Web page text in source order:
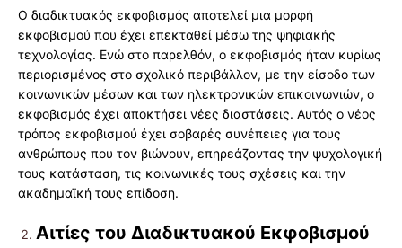
Ο διαδικτυακός εκφοβισμός αποτελεί μια μορφή
εκφοβισμού που έχει επεκταθεί μέσω της ψηφιακής
τεχνολογίας. Ενώ στο παρελθόν, ο εκφοβισμός ήταν κυρίως
περιορισμένος στο σχολικό περιβάλλον, με την είσοδο των
κοινωνικών μέσων και των ηλεκτρονικών επικοινωνιών, ο
εκφοβισμός έχει αποκτήσει νέες διαστάσεις. Αυτός ο νέος
τρόπος εκφοβισμού έχει σοβαρές συνέπειες για τους
ανθρώπους που τον βιώνουν, επηρεάζοντας την ψυχολογική
τους κατάσταση, τις κοινωνικές τους σχέσεις και την
ακαδημαϊκή τους επίδοση.
Αιτίες του Διαδικτυακού Εκφοβισμού